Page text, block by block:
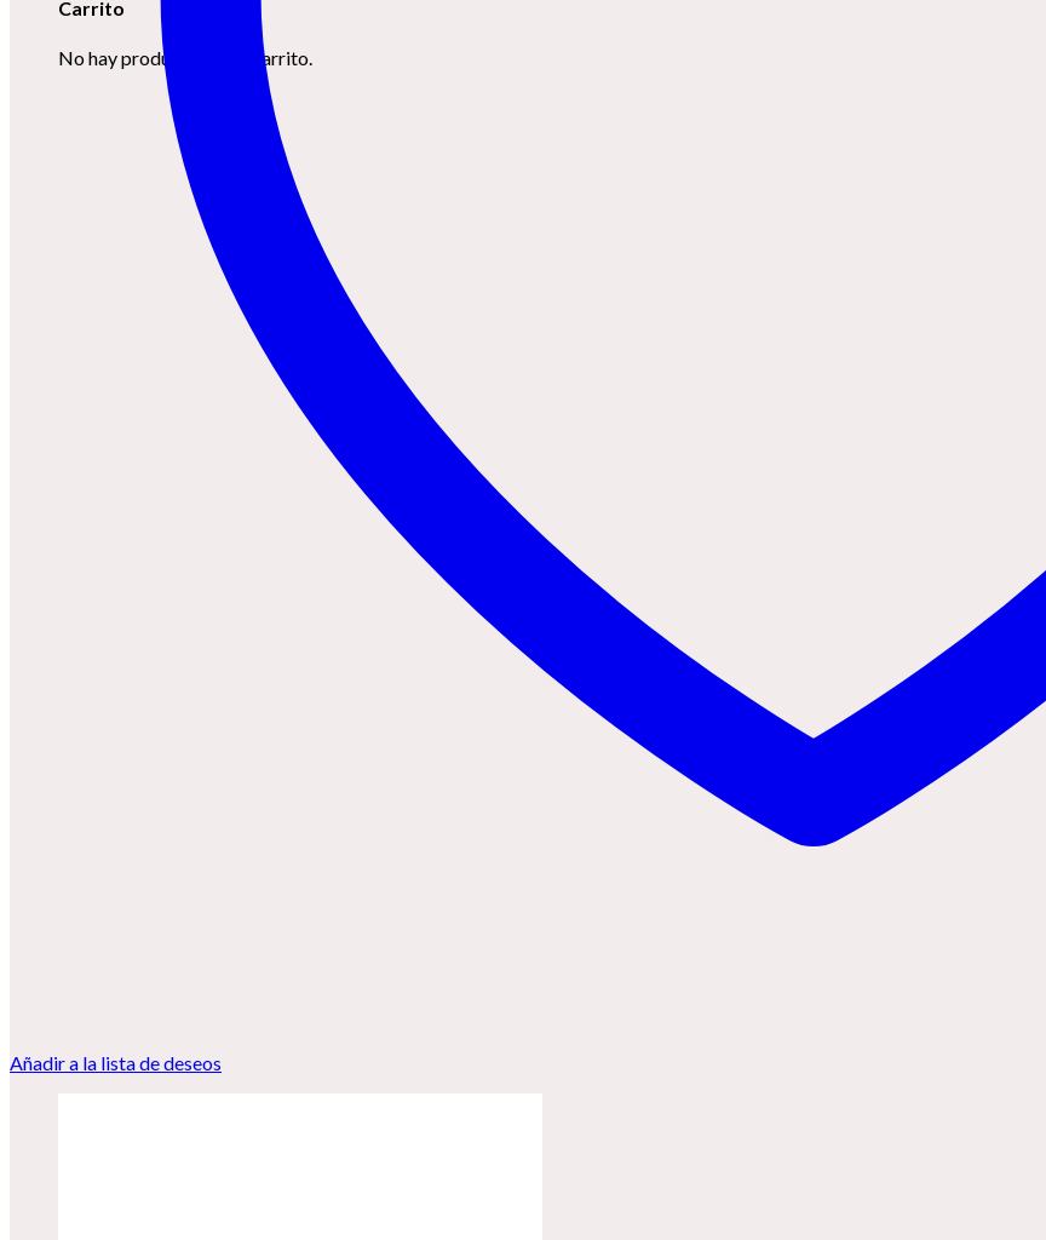
Carrito
No hay productos en el carrito.
Añadir a la lista de deseos